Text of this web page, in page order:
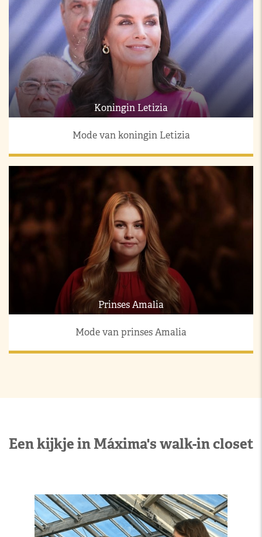
Koningin Letizia
Mode van koningin Letizia
Prinses Amalia
Mode van prinses Amalia
Een kijkje in Máxima's walk-in closet